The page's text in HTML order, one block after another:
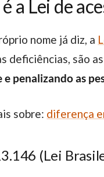
a Lei de
nome já diz, a
deficiências, são
e penalizando as
sobre: diferença
(Lei